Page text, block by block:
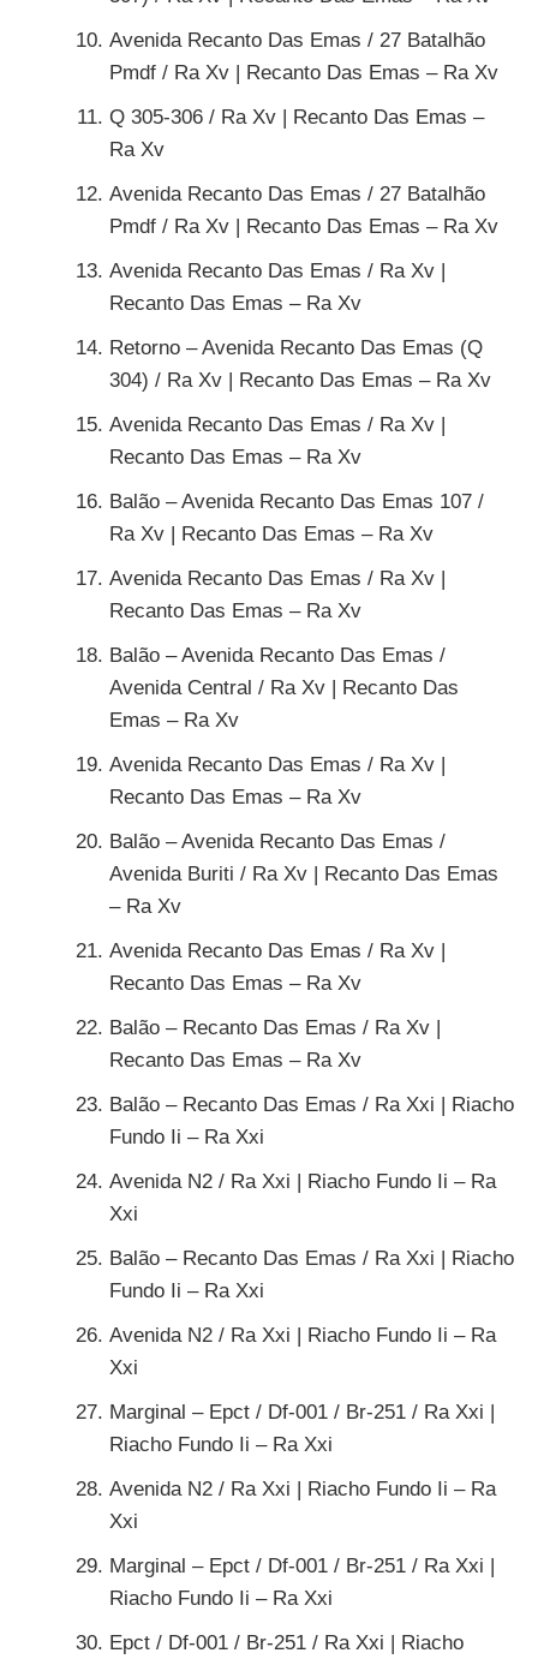
Avenida Recanto Das Emas / 27 Batalhão
Pmdf / Ra Xv | Recanto Das Emas – Ra Xv
Q 305-306 / Ra Xv | Recanto Das Emas –
Ra Xv
Avenida Recanto Das Emas / 27 Batalhão
Pmdf / Ra Xv | Recanto Das Emas – Ra Xv
Avenida Recanto Das Emas / Ra Xv |
Recanto Das Emas – Ra Xv
Retorno – Avenida Recanto Das Emas (Q
304) / Ra Xv | Recanto Das Emas – Ra Xv
Avenida Recanto Das Emas / Ra Xv |
Recanto Das Emas – Ra Xv
Balão – Avenida Recanto Das Emas 107 /
Ra Xv | Recanto Das Emas – Ra Xv
Avenida Recanto Das Emas / Ra Xv |
Recanto Das Emas – Ra Xv
Balão – Avenida Recanto Das Emas /
Avenida Central / Ra Xv | Recanto Das
Emas – Ra Xv
Avenida Recanto Das Emas / Ra Xv |
Recanto Das Emas – Ra Xv
Balão – Avenida Recanto Das Emas /
Avenida Buriti / Ra Xv | Recanto Das Emas
– Ra Xv
Avenida Recanto Das Emas / Ra Xv |
Recanto Das Emas – Ra Xv
Balão – Recanto Das Emas / Ra Xv |
Recanto Das Emas – Ra Xv
Balão – Recanto Das Emas / Ra Xxi | Riacho
Fundo Ii – Ra Xxi
Avenida N2 / Ra Xxi | Riacho Fundo Ii – Ra
Xxi
Balão – Recanto Das Emas / Ra Xxi | Riacho
Fundo Ii – Ra Xxi
Avenida N2 / Ra Xxi | Riacho Fundo Ii – Ra
Xxi
Marginal – Epct / Df-001 / Br-251 / Ra Xxi |
Riacho Fundo Ii – Ra Xxi
Avenida N2 / Ra Xxi | Riacho Fundo Ii – Ra
Xxi
Marginal – Epct / Df-001 / Br-251 / Ra Xxi |
Riacho Fundo Ii – Ra Xxi
Epct / Df-001 / Br-251 / Ra Xxi | Riacho